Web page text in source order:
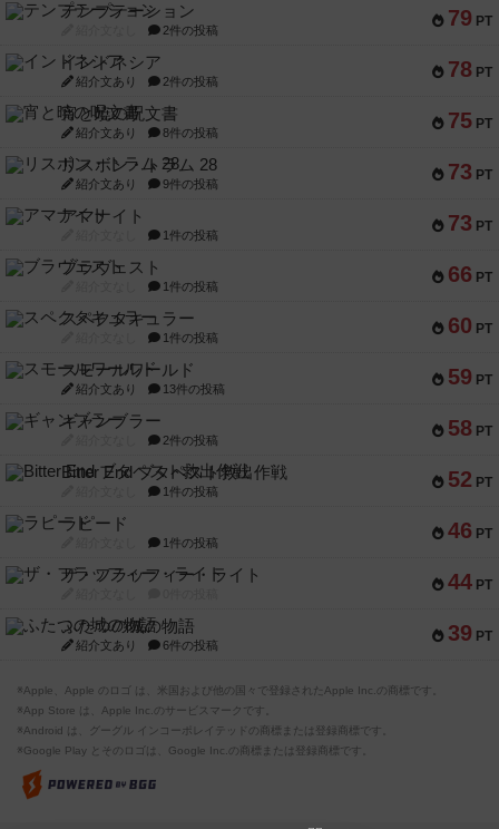
79 PT
テンプテーション
2件の投稿
78 PT
インドネシア
紹介文あり 2件の投稿
75 PT
宵と暁の呪文書
紹介文あり 8件の投稿
73 PT
リスボン・トラム 28
紹介文あり 9件の投稿
73 PT
アマナイト
1件の投稿
66 PT
ブラヴェスト
1件の投稿
60 PT
スペクタキュラー
1件の投稿
59 PT
スモールワールド
紹介文あり 13件の投稿
58 PT
ギャンブラー
2件の投稿
52 PT
Bitter End ブタペスト救出作戦
1件の投稿
46 PT
ラピード
1件の投稿
44 PT
ザ・フラッフィー・ライト
39 PT
ふたつの城の物語
紹介文あり 6件の投稿
※Apple、Apple のロゴ は、米国および他の国々で登録されたApple Inc.の商標です。
※App Store は、Apple Inc.のサービスマークです。
※Android は、グーグル インコーポレイテッドの商標または登録商標です。
※Google Play とそのロゴは、Google Inc.の商標または登録商標です。